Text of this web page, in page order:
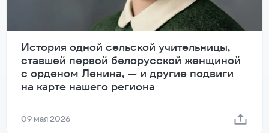
История одной сельской учительницы,
ставшей первой белорусской женщиной
с орденом Ленина, — и другие подвиги
на карте нашего региона
09 мая 2026